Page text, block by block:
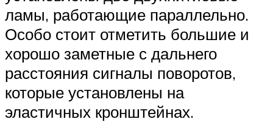
ламы, работающие параллельно.
Особо стоит отметить большие и
хорошо заметные с дальнего
расстояния сигналы поворотов,
которые установлены на
эластичных кронштейнах.